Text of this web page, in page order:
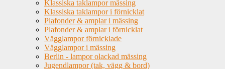
Klassiska taklampor mässing
Klassiska taklampor i förnicklat
Plafonder & amplar i mässing
Plafonder & amplar i förnicklat
Vägglampor förnicklade
Vägglampor i mässing
Berlin - lampor olackad mässing
Jugendlampor (tak, vägg & bord)